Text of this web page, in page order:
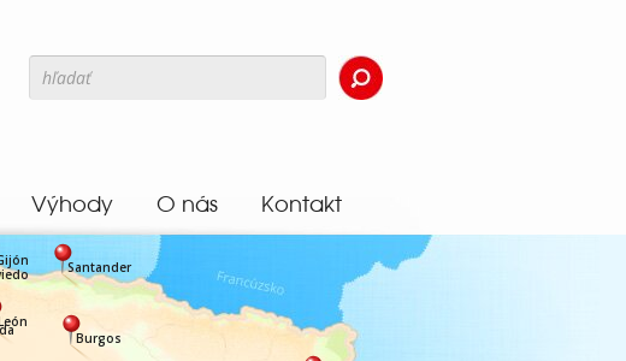
Výhody O nás Kontakt
Burgos
Santander